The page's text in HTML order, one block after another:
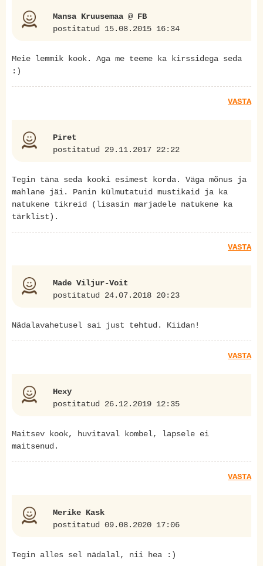
Mansa Kruusemaa @ FB
postitatud 15.08.2015 16:34
Meie lemmik kook. Aga me teeme ka kirssidega seda
:)
VASTA
Piret
postitatud 29.11.2017 22:22
Tegin täna seda kooki esimest korda. Väga mõnus ja
mahlane jäi. Panin külmutatuid mustikaid ja ka
natukene tikreid (lisasin marjadele natukene ka
tärklist).
VASTA
Made Viljur-Voit
postitatud 24.07.2018 20:23
Nädalavahetusel sai just tehtud. Kiidan!
VASTA
Hexy
postitatud 26.12.2019 12:35
Maitsev kook, huvitaval kombel, lapsele ei
maitsenud.
VASTA
Merike Kask
postitatud 09.08.2020 17:06
Tegin alles sel nädalal, nii hea :)